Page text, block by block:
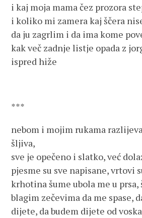
i kaj moja mama čez prozora
i koliko mi zamera kaj ščera
da ju zagrlim i da ima kome
kak več zadnje listje opada z
ispred hiže
***
nebom i mojim rukama
šljiva,
sve je opečeno i slatko, već
pjesme su sve napisane, vrtovi
krhotina šume ubola me u prsa,
blagim zečevima da me spase,
dijete, da budem dijete od